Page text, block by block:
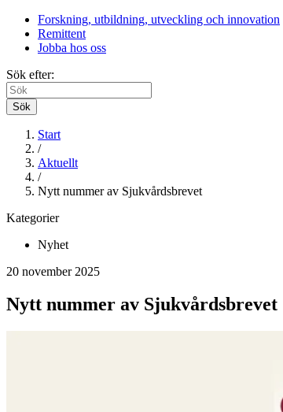
Forskning, utbildning, utveckling och innovation
Remittent
Jobba hos oss
Sök efter:
Sök
Start
/
Aktuellt
/
Nytt nummer av Sjukvårdsbrevet
Kategorier
Nyhet
20 november 2025
Nytt nummer av Sjukvårdsbrevet